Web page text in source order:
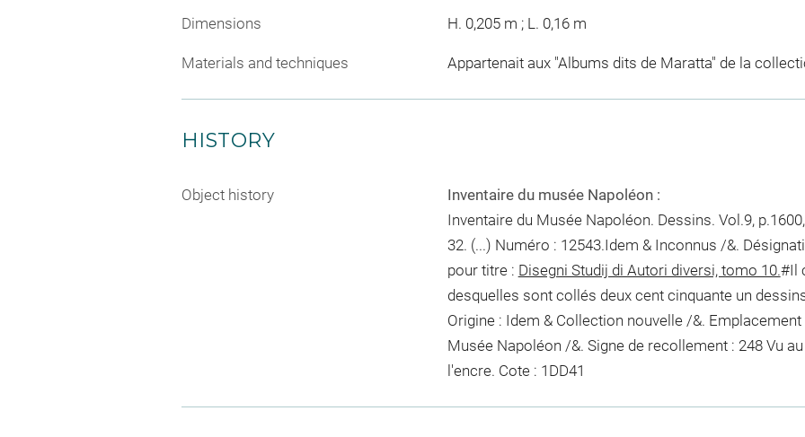
Dimensions H. 0,205 m ; L. 0,16 m
Materials and techniques Appartenait aux "Albums dits de Maratta" de la
HISTORY
Object history
Inventaire du musée Napoléon :
Inventaire du Musée Napoléon. Dessins. Vol.9,
32. (...) Numéro : 12543.Idem & Inconnus /&.
pour titre : Disegni Studij di Autori diversi, tomo 10.#Il
desquelles sont collés deux cent cinquante un
Origine : Idem & Collection nouvelle /&.
Musée Napoléon /&. Signe de recollement : 248 Vu
l'encre. Cote : 1DD41